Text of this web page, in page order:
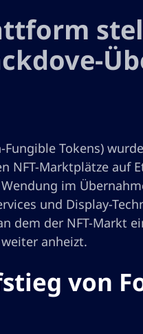
Tokens)
NFT-Marktplätze auf
im
und Display-
dem der NFT-Markt
anheizt.
von